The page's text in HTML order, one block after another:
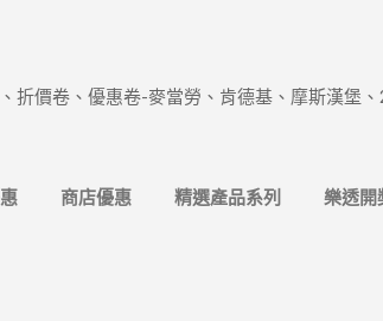
折價卷、優惠卷-麥當勞、肯德基、摩斯漢堡
商店優惠 精選產品系列 樂透開